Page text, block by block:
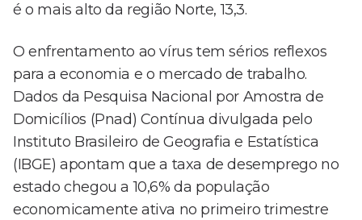
é o mais alto da região Norte, 13,3.
O enfrentamento ao vírus tem sérios reflexos
para a economia e o mercado de trabalho.
Dados da Pesquisa Nacional por Amostra de
Domicílios (Pnad) Contínua divulgada pelo
Instituto Brasileiro de Geografia e Estatística
(IBGE) apontam que a taxa de desemprego no
estado chegou a 10,6% da população
economicamente ativa no primeiro trimestre